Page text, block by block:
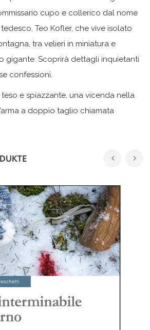
cupo e collerico dal nome
Teo Kofler, che vive isolato
tra velieri in miniatura e
gigante. Scoprirà dettagli inquietanti
confessioni.
e spiazzante, una vicenda nella
a doppio taglio chiamata